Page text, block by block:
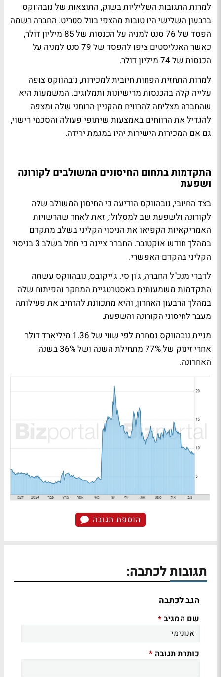
למרות התגובות השליליות בשוק, התוצאות של נובהווקס
ברבעון השלישי היו טובות מהצפי בוול סטריט. החברה רשמה
הפסד של 76 סנט למניה על הכנסות של 85 מיליון דולר,
כאשר האנליסטים ציפו להפסד של 79 סנט למניה על
הכנסות של 74 מיליון דולר.
למרות התחזית הפחות חיובית למכירות, נובהווקס צופה
עלייה קלה בהכנסות מרישיונות ותמלוגים. המשמעות היא
שהחברה מצליחה להרוויח מהקניין הרוחני שלה ומצפה
להגדיל את הרווחים באמצעות שיתופי פעולה והסכמי רישוי,
גם אם המכירות הישירות יהיו במגמת ירידה.
התקדמות בתחום החיסונים המשולבים לקורונה
ושפעת
בצד החיובי, נובהווקס הודיעה כי החיסון המשולב שלה
לקורונה ולשפעת שב למסלולו, זאת לאחר שהרשויות
האמריקאיות הקפיאו את הניסוי הקליני בשלב מתקדם
במהלך חודש אוקטובר. החברה ציינה כי תחל בשלב 3 בניסוי
הקליני בהקדם האפשרי.
לדברי מנכ"ל החברה, ג'ון סי. ג'ייקובס, נובהווקס עשתה
התקדמות משמעותית באסטרטגיית המחקר והפיתוח שלה
במהלך הרבעון האחרון, והיא מתכוונת להרחיב את פעילותה
מעבר לחיסוני הקורונה והשפעת.
מניית נובהווקס נסחרת לפי שווי של 1.36 מיליארד דולר
אחרי זינוק של 77% מתחילת השנה ושל 36% בשנה
האחרונה.
הוספת תגובה
תגובות לכתבה:
הגב לכתבה
שם המגיב *
כותרת תגובה *